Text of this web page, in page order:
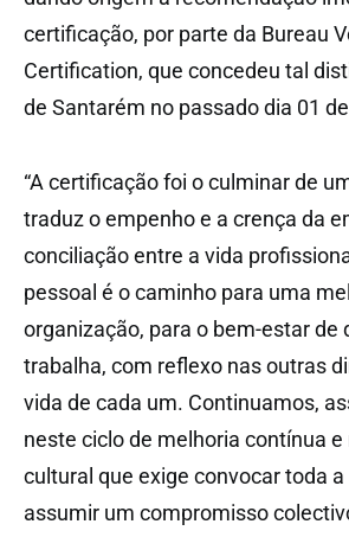
certificação, por parte da Bureau
Certification, que concedeu tal
de Santarém no passado dia 01
“A certificação foi o culminar de
traduz o empenho e a crença da
conciliação entre a vida
pessoal é o caminho para uma
organização, para o bem-estar de
trabalha, com reflexo nas outras
vida de cada um. Continuamos,
neste ciclo de melhoria contínua
cultural que exige convocar toda
assumir um compromisso